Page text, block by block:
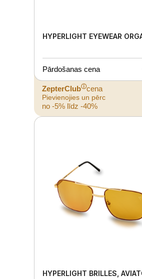
HYPERLIGHT EYEWEAR
Pārdošanas cena
ZepterClubⓘcena
Pievienojies un pērc
no -5% līdz -40%
HYPERLIGHT BRILLES,